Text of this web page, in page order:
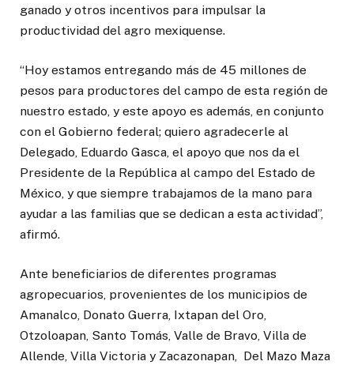
ganado y otros incentivos para impulsar la
productividad del agro mexiquense.
“Hoy estamos entregando más de 45 millones de
pesos para productores del campo de esta región de
nuestro estado, y este apoyo es además, en conjunto
con el Gobierno federal; quiero agradecerle al
Delegado, Eduardo Gasca, el apoyo que nos da el
Presidente de la República al campo del Estado de
México, y que siempre trabajamos de la mano para
ayudar a las familias que se dedican a esta actividad”,
afirmó.
Ante beneficiarios de diferentes programas
agropecuarios, provenientes de los municipios de
Amanalco, Donato Guerra, Ixtapan del Oro,
Otzoloapan, Santo Tomás, Valle de Bravo, Villa de
Allende, Villa Victoria y Zacazonapan, Del Mazo Maza